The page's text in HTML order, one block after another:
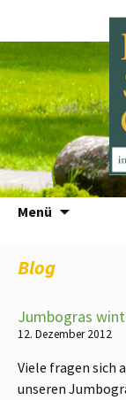
Menü
Zum
Blog
Jumbogras
12. Dezember 2012
Viele fragen sich
unseren